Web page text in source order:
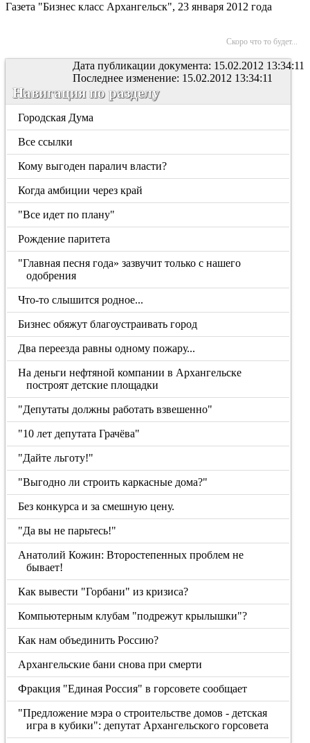
Газета "Бизнес класс Архангельск", 23 января 2012 года
Скоро что то будет...
Дата публикации документа: 15.02.2012 13:34:11
Последнее изменение: 15.02.2012 13:34:11
Навигация по разделу
Городская Дума
Все ссылки
Кому выгоден паралич власти?
Когда амбиции через край
"Все идет по плану"
Рождение паритета
"Главная песня года» зазвучит только с нашего
одобрения
Что-то слышится родное...
Бизнес обяжут благоустраивать город
Два переезда равны одному пожару...
На деньги нефтяной компании в Архангельске
построят детские площадки
"Депутаты должны работать взвешенно"
"10 лет депутата Грачёва"
"Дайте льготу!"
"Выгодно ли строить каркасные дома?"
Без конкурса и за смешную цену.
"Да вы не парьтесь!"
Анатолий Кожин: Второстепенных проблем не
бывает!
Как вывести "Горбани" из кризиса?
Компьютерным клубам "подрежут крылышки"?
Как нам объединить Россию?
Архангельские бани снова при смерти
Фракция "Единая Россия" в горсовете сообщает
"Предложение мэра о строительстве домов - детская
игра в кубики": депутат Архангельского горсовета